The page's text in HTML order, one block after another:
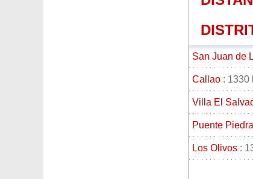
San Juan de
Callao : 1330
Villa El
Puente Piedra
Los Olivos :